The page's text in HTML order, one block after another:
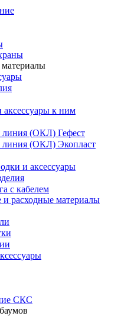
аксессуары к ним
линия (ОКЛ) Гефест
линия (ОКЛ) Экопласт
и аксессуары
с кабелем
расходные материалы
СКС